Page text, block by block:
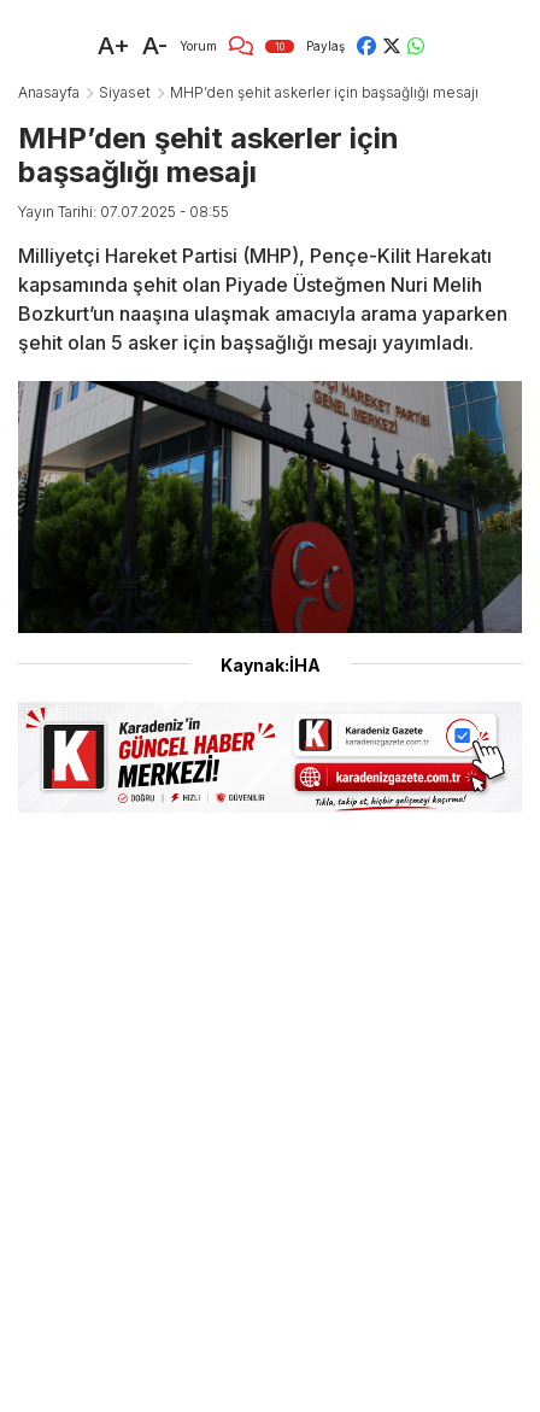
A+ A- Yorum 10 Paylaş
Anasayfa Siyaset MHP’den şehit askerler için başsağlığı mesajı
MHP’den şehit askerler için
başsağlığı mesajı
Yayın Tarihi: 07.07.2025 - 08:55
Milliyetçi Hareket Partisi (MHP), Pençe-Kilit Harekatı
kapsamında şehit olan Piyade Üsteğmen Nuri Melih
Bozkurt’un naaşına ulaşmak amacıyla arama yaparken
şehit olan 5 asker için başsağlığı mesajı yayımladı.
Kaynak:İHA